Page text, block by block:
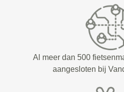
Al meer dan 500
aangesloten bij